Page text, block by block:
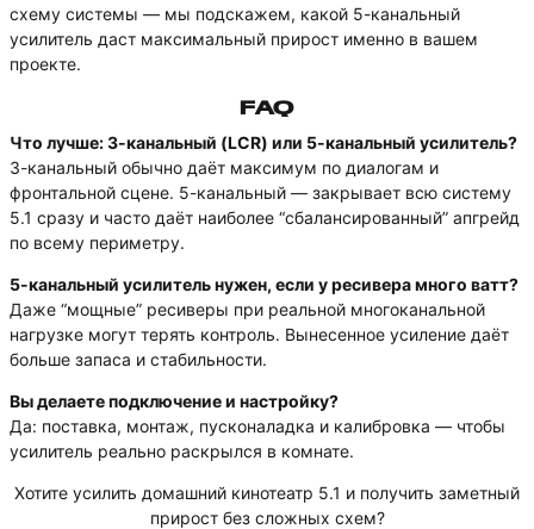
схему системы — мы подскажем, какой 5-канальный
усилитель даст максимальный прирост именно в вашем
проекте.
FAQ
Что лучше: 3-канальный (LCR) или 5-канальный усилитель?
3-канальный обычно даёт максимум по диалогам и
фронтальной сцене. 5-канальный — закрывает всю систему
5.1 сразу и часто даёт наиболее “сбалансированный” апгрейд
по всему периметру.
5-канальный усилитель нужен, если у ресивера много ватт?
Даже “мощные” ресиверы при реальной многоканальной
нагрузке могут терять контроль. Вынесенное усиление даёт
больше запаса и стабильности.
Вы делаете подключение и настройку?
Да: поставка, монтаж, пусконаладка и калибровка — чтобы
усилитель реально раскрылся в комнате.
Хотите усилить домашний кинотеатр 5.1 и получить заметный
прирост без сложных схем?